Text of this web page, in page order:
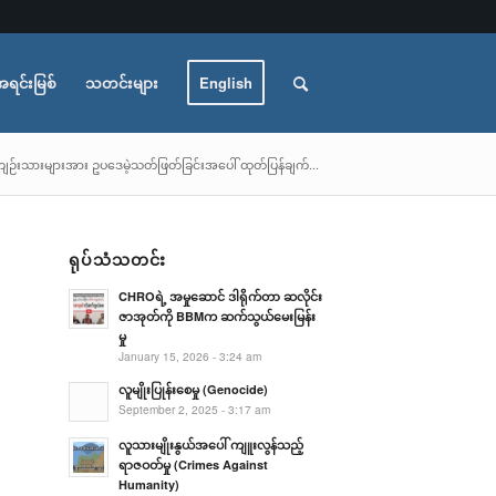
င်းမြစ် သတင်းများ English
းသားများအား ဥပဒေမဲ့သတ်ဖြတ်ခြင်းအပေါ် ထုတ်ပြန်ချက်...
ရုပ်သံသတင်း
CHROရဲ့ အမှုဆောင် ဒါရိုက်တာ ဆလိုင်း
ဇာအုတ်ကို BBMက ဆက်သွယ်မေးမြန်း
မှု
January 15, 2026 - 3:24 am
လူမျိုးပြုန်းစေမှု (Genocide)
September 2, 2025 - 3:17 am
လူသားမျိုးနွယ်အပေါ် ကျူးလွန်သည့်
ရာဇဝတ်မှု (Crimes Against
Humanity)